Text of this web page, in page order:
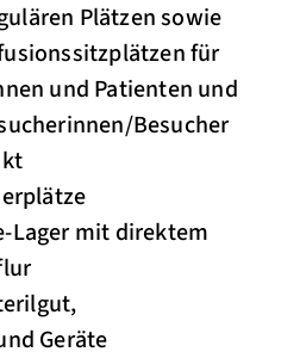
Plätzen sowie
für
und Patienten und
Besucher
Lager mit direktem
Geräte